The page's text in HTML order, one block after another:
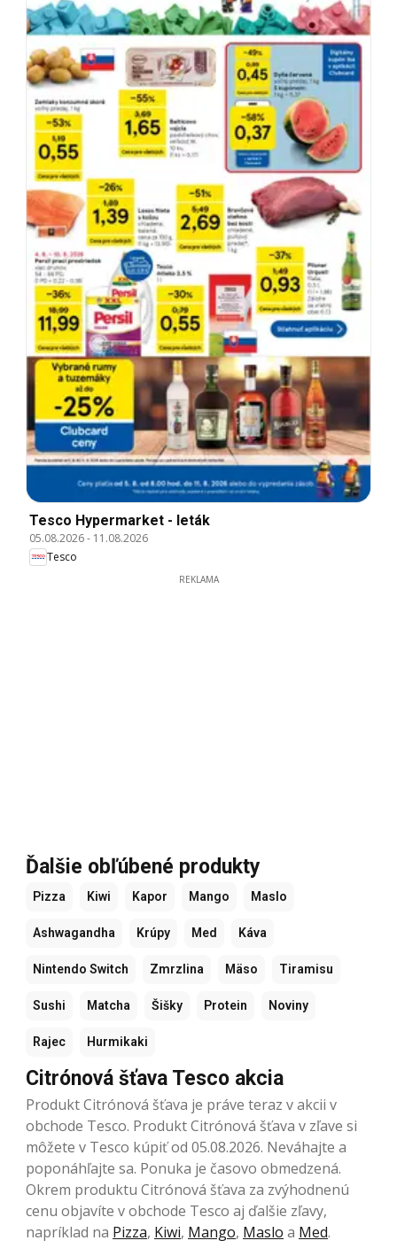
Tesco Hypermarket - leták
05.08.2026- 11.08.2026
Tesco
REKLAMA
Ďalšie obľúbené produkty
Pizza Kiwi Kapor Mango Maslo
Ashwagandha Krúpy Med Káva
Nintendo Switch Zmrzlina Mäso Tiramisu
Sushi Matcha Šišky Protein Noviny
Rajec Hurmikaki
Citrónová šťava Tesco akcia
Produkt Citrónová šťava je práve teraz v akcii v
obchode Tesco. Produkt Citrónová šťava v zľave si
môžete v Tesco kúpiť od 05.08.2026. Neváhajte a
poponáhľajte sa. Ponuka je časovo obmedzená.
Okrem produktu Citrónová šťava za zvýhodnenú
cenu objavíte v obchode Tesco aj ďalšie zľavy,
napríklad na Pizza, Kiwi, Mango, Maslo a Med.